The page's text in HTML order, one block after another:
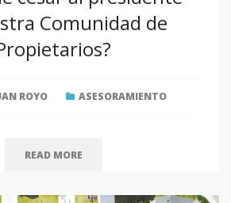
Comunidad de
ROYO ASESORAMIENTO
READ MORE